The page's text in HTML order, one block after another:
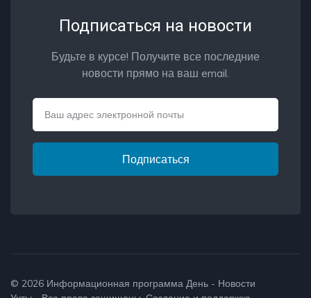
Подписаться на новости
Будьте в курсе! Получите все последние
новости прямо на ваш email.
Подписаться
© 2026 Информационная программа День - Новости